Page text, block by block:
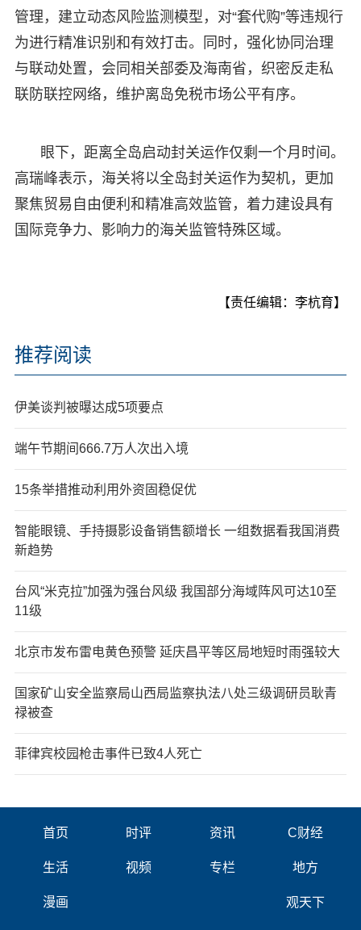
管理，建立动态风险监测模型，对“套代购”等违规行
为进行精准识别和有效打击。同时，强化协同治理
与联动处置，会同相关部委及海南省，织密反走私
联防联控网络，维护离岛免税市场公平有序。
眼下，距离全岛启动封关运作仅剩一个月时间。
高瑞峰表示，海关将以全岛封关运作为契机，更加
聚焦贸易自由便利和精准高效监管，着力建设具有
国际竞争力、影响力的海关监管特殊区域。
【责任编辑：李杭育】
推荐阅读
伊美谈判被曝达成5项要点
端午节期间666.7万人次出入境
15条举措推动利用外资固稳促优
智能眼镜、手持摄影设备销售额增长 一组数据看我国消费
新趋势
台风“米克拉”加强为强台风级 我国部分海域阵风可达10至
11级
北京市发布雷电黄色预警 延庆昌平等区局地短时雨强较大
国家矿山安全监察局山西局监察执法八处三级调研员耿青
禄被查
菲律宾校园枪击事件已致4人死亡
首页 时评 资讯 C财经
生活 视频 专栏 地方
漫画 观天下